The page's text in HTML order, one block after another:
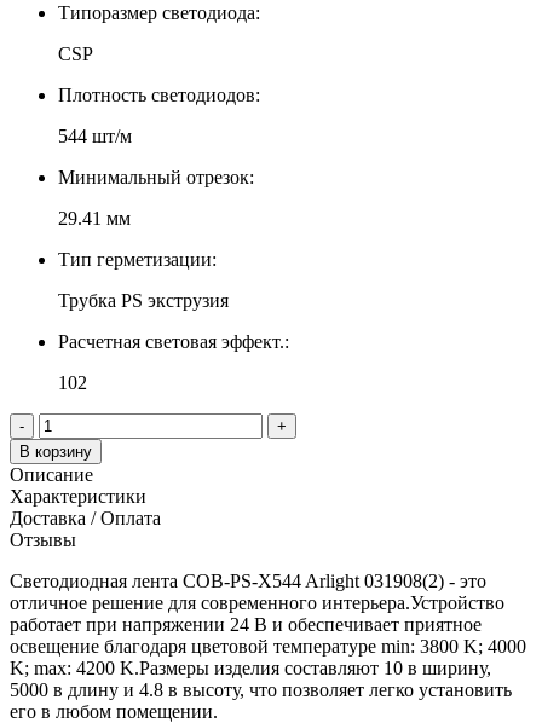
Типоразмер светодиода:
CSP
Плотность светодиодов:
544 шт/м
Минимальный отрезок:
29.41 мм
Тип герметизации:
Трубка PS экструзия
Расчетная световая эффект.:
102
-
+
В корзину
Описание
Характеристики
Доставка / Оплата
Отзывы
Светодиодная лента COB-PS-X544 Arlight 031908(2) - это
отличное решение для современного интерьера.Устройство
работает при напряжении 24 В и обеспечивает приятное
освещение благодаря цветовой температуре min: 3800 K; 4000
K; max: 4200 K.Размеры изделия составляют 10 в ширину,
5000 в длину и 4.8 в высоту, что позволяет легко установить
его в любом помещении.